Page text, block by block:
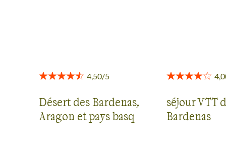
Désert des Bardenas,
Aragon et pays basq
séjour VTT
Bardenas